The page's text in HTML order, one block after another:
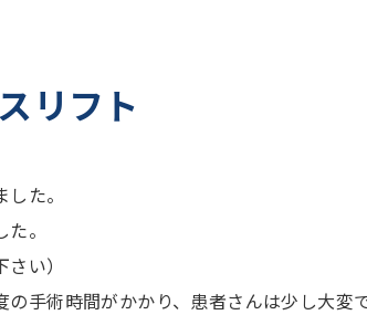
リフト
た。
。
い）
手術時間がかかり、患者さんは少し大変